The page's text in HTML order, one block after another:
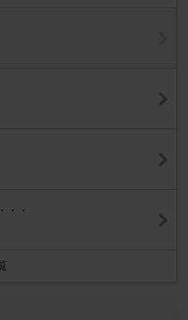
・・